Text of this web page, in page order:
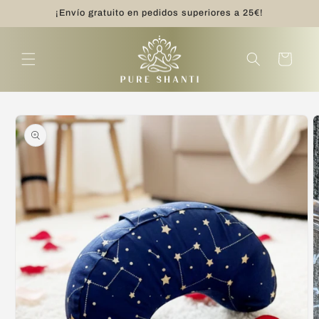
directamente
al contenido
¡Envío gratuito en pedidos superiores a 25€!
Carrito
directamente
a la
información
del producto